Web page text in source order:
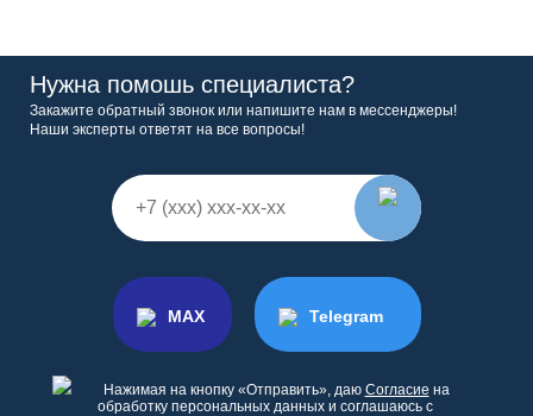
Нужна помошь специалиста?
Закажите обратный звонок или напишите нам в мессенджеры!
Наши эксперты ответят на все вопросы!
MAX Telegram
Нажимая на кнопку «Отправить», даю Согласие на
обработку персональных данных и соглашаюсь с